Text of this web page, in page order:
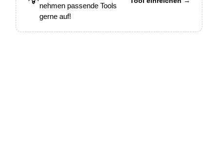
nehmen passende Tools
gerne auf!